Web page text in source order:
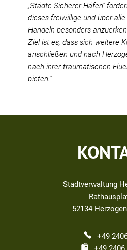
„Städte Sicherer Häfen“
dieses freiwillige und über
Handeln besonders
Ziel ist es, dass sich weitere
anschließen und nach
nach ihrer traumatischen
bieten.“
Stadtverwaltung
52134
+49